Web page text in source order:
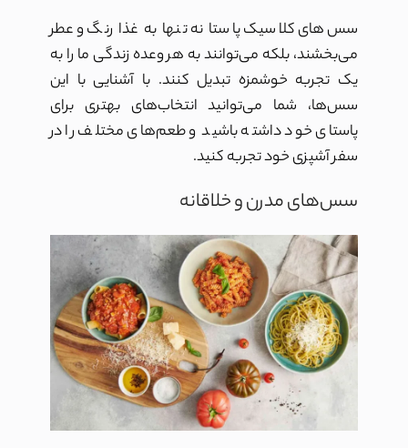
سس‌های کلاسیک پاستا نه تنها به غذا رنگ و عطر
می‌بخشند، بلکه می‌توانند به هر وعده زندگی ما را به
یک تجربه خوشمزه تبدیل کنند. با آشنایی با این
سس‌ها، شما می‌توانید انتخاب‌های بهتری برای
پاستای خود داشته باشید و طعم‌های مختلف را در
سفر آشپزی خود تجربه کنید.
سس‌های مدرن و خلاقانه